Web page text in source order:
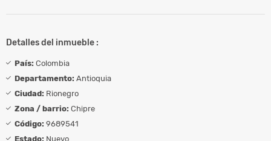
Detalles del inmueble :
País: Colombia
Departamento: Antioquia
Ciudad: Rionegro
Zona / barrio: Chipre
Código: 9689541
Estado: Nuevo